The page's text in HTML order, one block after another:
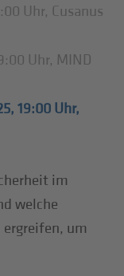
Uhr, Cusanus
Uhr, MIND
19:00 Uhr,
im
welche
um